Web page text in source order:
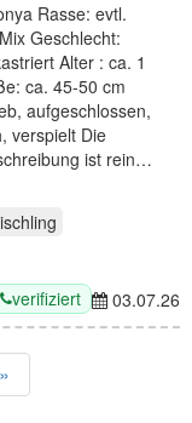
Rasse: evtl.
Geschlecht:
Alter : ca. 1
ca. 45-50 cm
aufgeschlossen,
verspielt Die
ist rein…
verifiziert 03.07.26
»